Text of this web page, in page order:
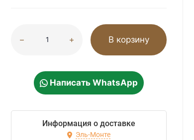
В корзину
Написать WhatsApp
Информация о доставке
Эль-Монте